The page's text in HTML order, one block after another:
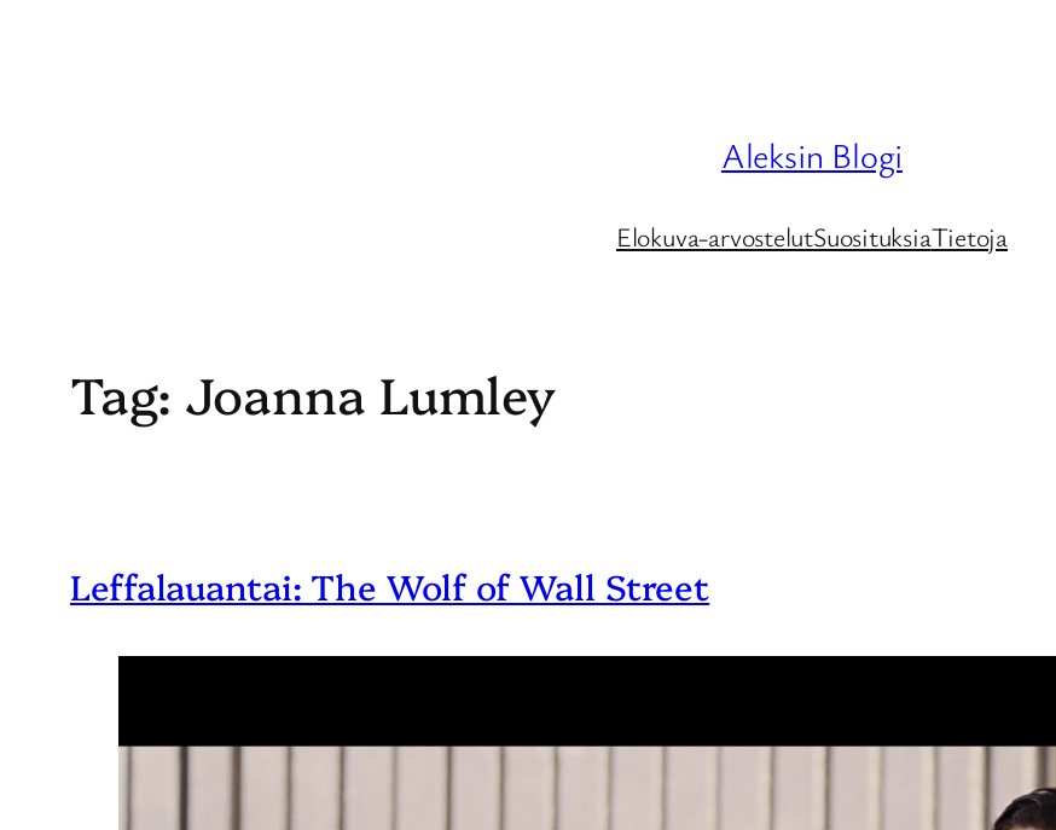
Aleksin Blogi
Elokuva-arvostelutSuosituksiaTietoja
Tag: Joanna Lumley
Leffalauantai: The Wolf of Wall Street